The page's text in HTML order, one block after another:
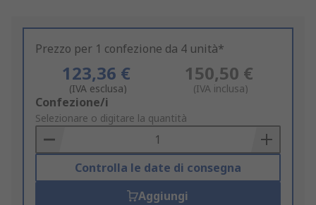
Prezzo per 1 confezione da 4 unità*
123,36 €
(IVA esclusa)
150,50 €
(IVA inclusa)
Add
to
Basket
Confezione/i
Selezionare o digitare la quantità
Controlla le date di consegna
Aggiungi